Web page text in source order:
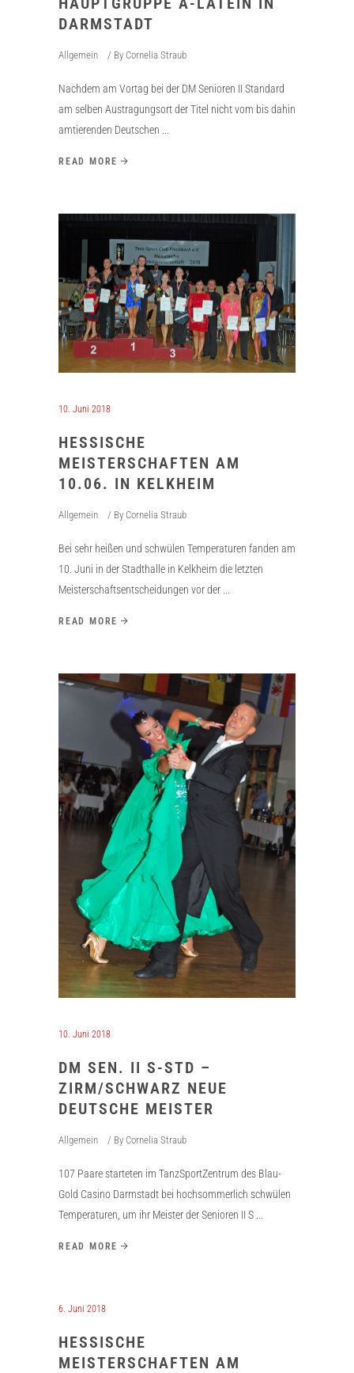
DARMSTADT
Allgemein By Cornelia Straub
Nachdem am Vortag bei der DM Senioren II Standard
am selben Austragungsort der Titel nicht vom bis dahin
amtierenden Deutschen
READ MORE
10. Juni 2018
HESSISCHE
MEISTERSCHAFTEN AM
10.06. IN KELKHEIM
Allgemein By Cornelia Straub
Bei sehr heißen und schwülen Temperaturen fanden am
10. Juni in der Stadthalle in Kelkheim die letzten
Meisterschaftsentscheidungen vor der
READ MORE
10. Juni 2018
DM SEN. II S-STD –
ZIRM/SCHWARZ NEUE
DEUTSCHE MEISTER
Allgemein By Cornelia Straub
107 Paare starteten im TanzSportZentrum des Blau-
Gold Casino Darmstadt bei hochsommerlich schwülen
Temperaturen, um ihr Meister der Senioren II S
READ MORE
6. Juni 2018
HESSISCHE
MEISTERSCHAFTEN AM